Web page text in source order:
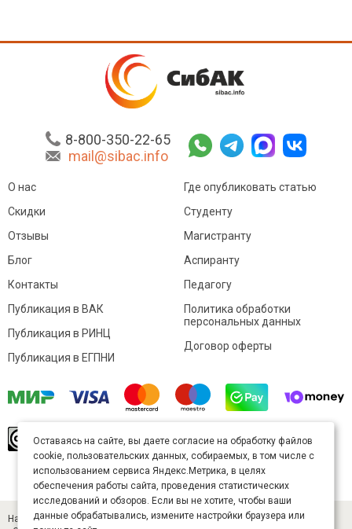
8-800-350-22-65
mail@sibac.info
О нас
Скидки
Отзывы
Блог
Контакты
Где опубликовать статью
Студенту
Магистранту
Аспиранту
Педагогу
Публикация в ВАК
Публикация в РИНЦ
Публикация в ЕГПНИ
Политика обработки
персональных данных
Договор оферты
произведение доступно полицензии Creative
Commons «Attribution» («Атрибуция») 4.0
Непортированная.
Карта сайта
Научный журнал «Студенческий» (ISSN 2541-9412). Издатель — ООО
Оставаясь на сайте, вы даете согласие на обработку файлов
cookie, пользовательских данных, собираемых, в том числе с
использованием сервиса Яндекс.Метрика, в целях
обеспечения работы сайта, проведения статистических
исследований и обзоров. Если вы не хотите, чтобы ваши
данные обрабатывались, измените настройки браузера или